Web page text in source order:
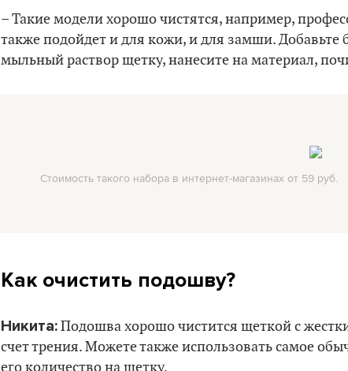
– Такие модели хорошо чистятся, например,
также подойдет и для кожи, и для замши. Добавьте
мыльный раствор щетку, нанесите на материал,
Стоимость такого набора в интернет-магазинах от 59 руб.
Как очистить подошву?
Никита:Подошва хорошо чистится щеткой с
счет трения. Можете также использовать самое
его количество на щетку.